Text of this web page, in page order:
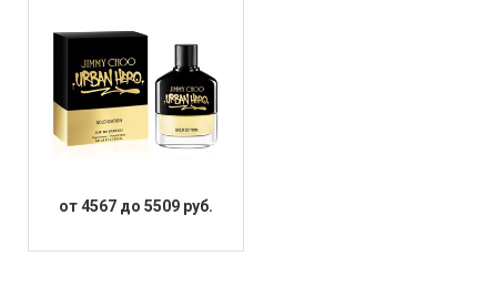
от 4567 до 5509 руб.